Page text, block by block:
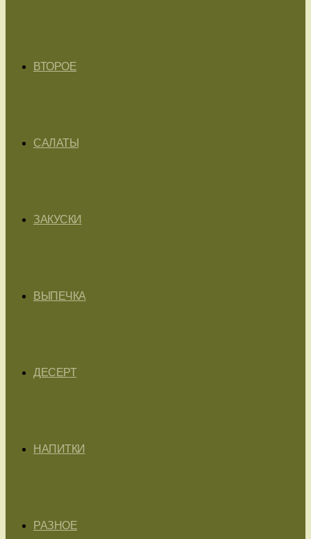
ВТОРОЕ
САЛАТЫ
ЗАКУСКИ
ВЫПЕЧКА
ДЕСЕРТ
НАПИТКИ
РАЗНОЕ